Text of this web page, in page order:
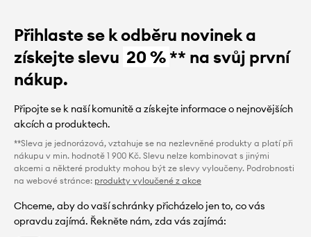
Přihlaste se k odběru novinek a
získejte slevu 20 %** na svůj první
nákup.
Připojte se k naší komunitě a získejte informace o nejnovějších
akcích a produktech.
**Sleva je jednorázová, vztahuje se na nezlevněné produkty a platí při
nákupu v min. hodnotě 1 900 Kč. Slevu nelze kombinovat s jinými
akcemi a některé produkty mohou být ze slevy vyloučeny. Podrobnosti
na webové stránce: produkty vyloučené z akce
Chceme, aby do vaší schránky přicházelo jen to, co vás
opravdu zajímá. Řekněte nám, zda vás zajímá: